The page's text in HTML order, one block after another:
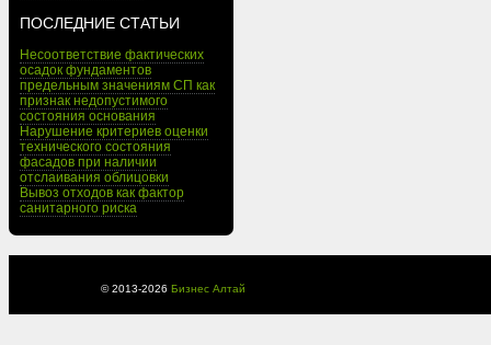
ПОСЛЕДНИЕ СТАТЬИ
Несоответствие фактических
осадок фундаментов
предельным значениям СП как
признак недопустимого
состояния основания
Нарушение критериев оценки
технического состояния
фасадов при наличии
отслаивания облицовки
Вывоз отходов как фактор
санитарного риска
© 2013-2026 Бизнес Алтай